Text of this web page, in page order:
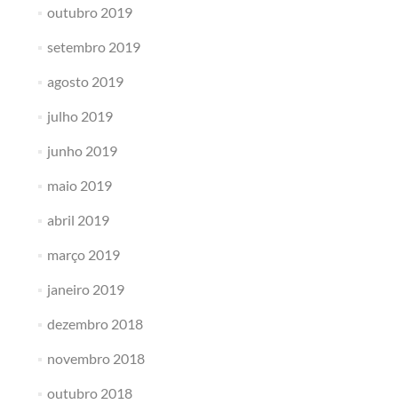
outubro 2019
setembro 2019
agosto 2019
julho 2019
junho 2019
maio 2019
abril 2019
março 2019
janeiro 2019
dezembro 2018
novembro 2018
outubro 2018